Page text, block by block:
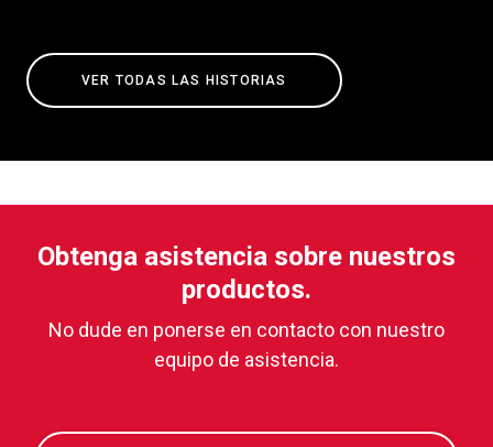
VER TODAS LAS HISTORIAS
Obtenga asistencia sobre nuestros
productos.
No dude en ponerse en contacto con nuestro
equipo de asistencia.